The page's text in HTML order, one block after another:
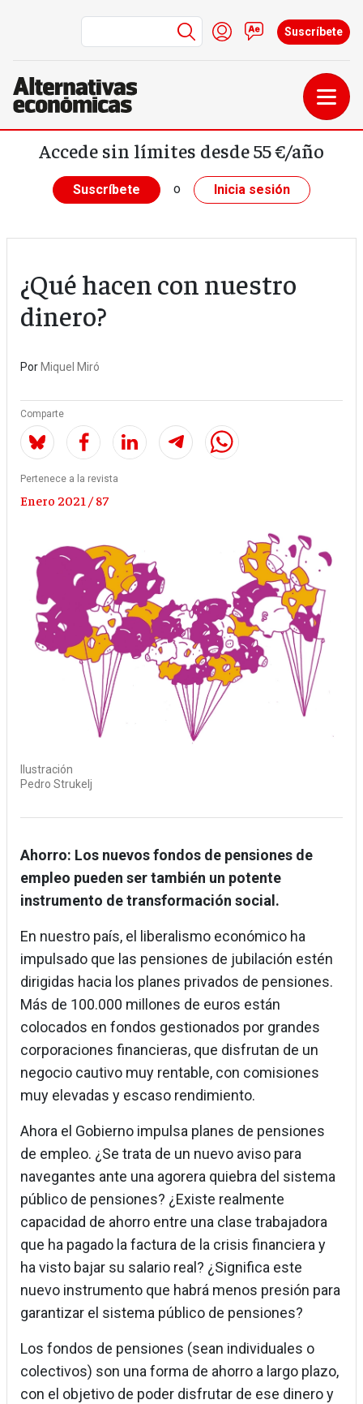
Pasar al contenido principal
Menú de cuenta de
Iniciar sesión
Contacto
Suscríbete
Accede sin límites desde 55 €/año
Suscríbete o Inicia sesión
¿Qué hacen con nuestro
dinero?
Por Miquel Miró
Comparte
Pertenece a la revista
Enero 2021 / 87
Ilustración
Pedro Strukelj
Ahorro: Los nuevos fondos de pensiones de
empleo pueden ser también un potente
instrumento de transformación social.
En nuestro país, el liberalismo económico ha
impulsado que las pensiones de jubilación estén
dirigidas hacia los planes privados de pensiones.
Más de 100.000 millones de euros están
colocados en fondos gestionados por grandes
corporaciones financieras, que disfrutan de un
negocio cautivo muy rentable, con comisiones
muy elevadas y escaso rendimiento.
Ahora el Gobierno impulsa planes de pensiones
de empleo. ¿Se trata de un nuevo aviso para
navegantes ante una agorera quiebra del sistema
público de pensiones? ¿Existe realmente
capacidad de ahorro entre una clase trabajadora
que ha pagado la factura de la crisis financiera y
ha visto bajar su salario real? ¿Significa este
nuevo instrumento que habrá menos presión para
garantizar el sistema público de pensiones?
Los fondos de pensiones (sean individuales o
colectivos) son una forma de ahorro a largo plazo,
con el objetivo de poder disfrutar de ese dinero y